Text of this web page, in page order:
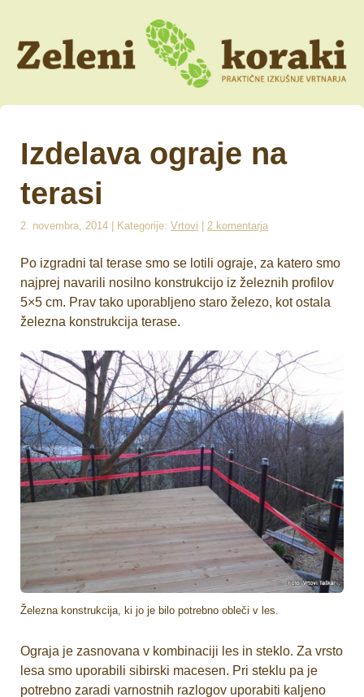
Izdelava ograje na
terasi
2. novembra, 2014 | Kategorije: Vrtovi 2 komentarja
Po izgradni tal terase smo se lotili ograje, za katero smo
najprej navarili nosilno konstrukcijo iz železnih profilov
5×5 cm. Prav tako uporabljeno staro železo, kot ostala
železna konstrukcija terase.
Železna konstrukcija, ki jo je bilo potrebno obleči v les.
Ograja je zasnovana v kombinaciji les in steklo. Za vrsto
lesa smo uporabili sibirski macesen. Pri steklu pa je
potrebno zaradi varnostnih razlogov uporabiti kaljeno